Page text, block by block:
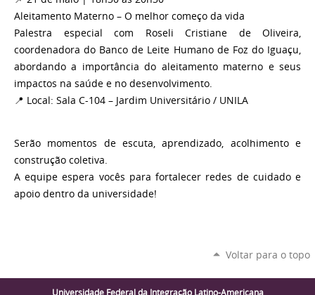
Aleitamento Materno – O melhor começo da vida
Palestra especial com Roseli Cristiane de Oliveira,
coordenadora do Banco de Leite Humano de Foz do Iguaçu,
abordando a importância do aleitamento materno e seus
impactos na saúde e no desenvolvimento.
📍 Local: Sala C-104 – Jardim Universitário / UNILA
Serão momentos de escuta, aprendizado, acolhimento e
construção coletiva.
A equipe espera vocês para fortalecer redes de cuidado e
apoio dentro da universidade!
Voltar para o topo
Universidade Federal da Integração Latino-Americana